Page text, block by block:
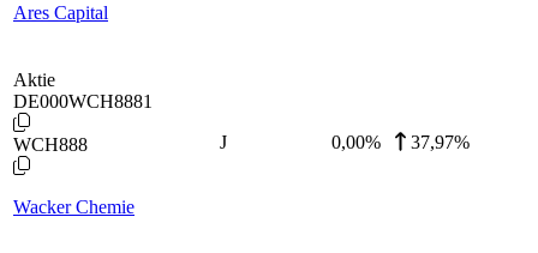
Ares Capital
Aktie
DE000WCH8881
WCH888
Wacker Chemie
J 0,00% 37,97%